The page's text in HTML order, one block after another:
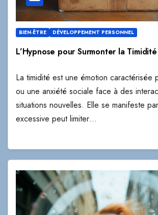
BIEN-ÊTRE DÉVELOPPEMENT PERSONNEL
L’Hypnose pour Surmonter la Timidité
La timidité est une émotion caractérisée
ou une anxiété sociale face à des
situations nouvelles. Elle se manifeste
excessive peut limiter…